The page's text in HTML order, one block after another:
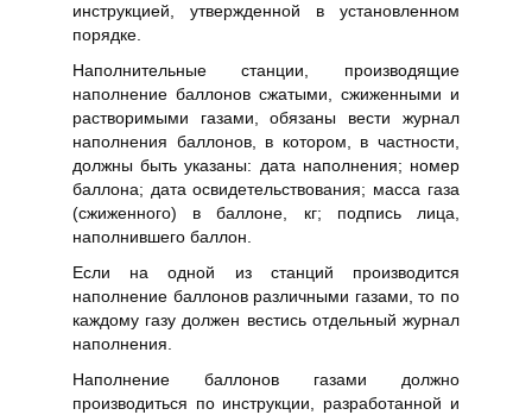
инструкцией, утвержденной в установленном
порядке.
Наполнительные станции, производящие
наполнение баллонов сжатыми, сжиженными и
растворимыми газами, обязаны вести журнал
наполнения баллонов, в котором, в частности,
должны быть указаны: дата наполнения; номер
баллона; дата освидетельствования; масса газа
(сжиженного) в баллоне, кг; подпись лица,
наполнившего баллон.
Если на одной из станций производится
наполнение баллонов различными газами, то по
каждому газу должен вестись отдельный журнал
наполнения.
Наполнение баллонов газами должно
производиться по инструкции, разработанной и